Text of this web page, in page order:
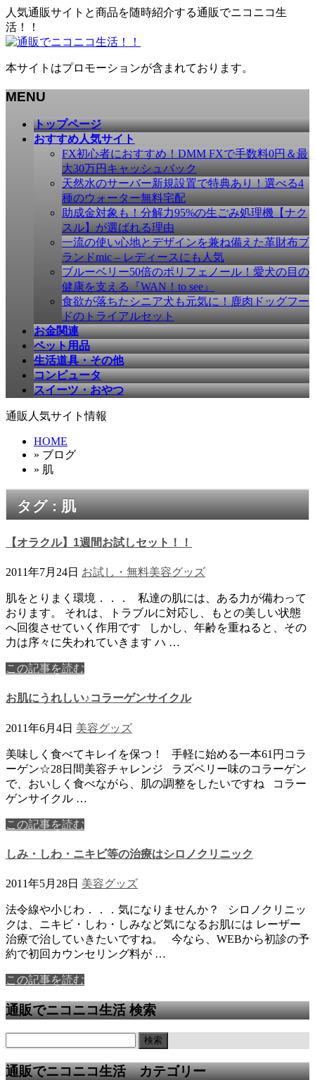
人気通販サイトと商品を随時紹介する通販でニコニコ生
活！！
本サイトはプロモーションが含まれております。
MENU
トップページ
おすすめ人気サイト
FX初心者におすすめ！DMM FXで手数料0円＆最
大30万円キャッシュバック
天然水のサーバー新規設置で特典あり！選べる4
種のウォーター無料宅配
助成金対象も！分解力95%の生ごみ処理機【ナク
スル】が選ばれる理由
一流の使い心地とデザインを兼ね備えた革財布ブ
ランドmic – レディースにも人気
ブルーベリー50倍のポリフェノール！愛犬の目の
健康を支える『WAN！to see』
食欲が落ちたシニア犬も元気に！鹿肉ドッグフー
ドのトライアルセット
お金関連
ペット用品
生活道具・その他
コンピュータ
スイーツ・おやつ
通販人気サイト情報
HOME
» ブログ
» 肌
タグ : 肌
【オラクル】1週間お試しセット！！
2011年7月24日 お試し・無料美容グッズ
肌をとりまく環境．．． 私達の肌には、ある力が備わって
おります。 それは、トラブルに対応し、もとの美しい状態
へ回復させていく作用です しかし、年齢を重ねると、その
力は序々に失われていきます ハ …
この記事を読む
お肌にうれしい♪コラーゲンサイクル
2011年6月4日 美容グッズ
美味しく食べてキレイを保つ！ 手軽に始める一本61円コラ
ーゲン☆28日間美容チャレンジ ラズベリー味のコラーゲン
で、おいしく食べながら、肌の調整をしたいですね コラー
ゲンサイクル …
この記事を読む
しみ・しわ・ニキビ等の治療はシロノクリニック
2011年5月28日 美容グッズ
法令線や小じわ．．．気になりませんか？ シロノクリニッ
クは、ニキビ・しわ・しみなど気になるお肌には レーザー
治療で治していきたいですね。 今なら、WEBから初診の予
約で初回カウンセリング料が …
この記事を読む
通販でニコニコ生活 検索
通販でニコニコ生活 カテゴリー